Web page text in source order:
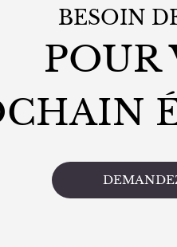
BESOIN
POUR